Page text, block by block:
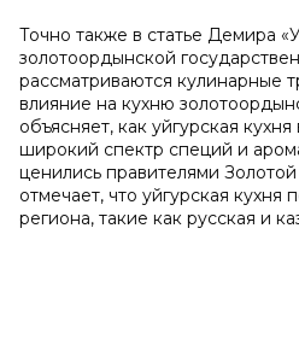
Точно также в статье Демира
золотоордынской
рассматриваются кулинарные
влияние на кухню
объясняет, как уйгурская
широкий спектр специй и
ценились правителями
отмечает, что уйгурская кухня
региона, такие как русская и